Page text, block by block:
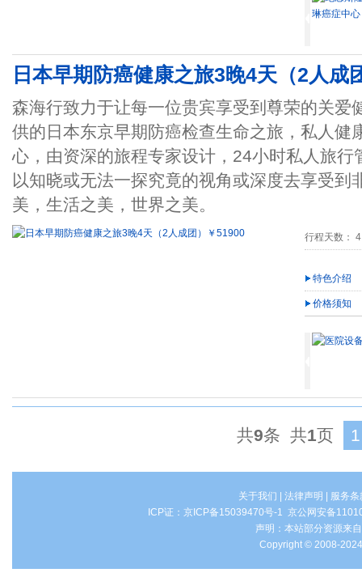
日本早期防癌健康之旅3晚4天（2人成
森海行致力于让每一位贵宾享受到尊荣的关爱
供的日本东京早期防癌检查生命之旅，私人健
心，由资深的旅程专家设计，24小时私人旅
以知晓或无法一探究竟的视角或深度去享受到
美，生活之美，世界之美。
行程天数：
特色介绍
价格须知
共9条 共1页 1
关于我们 法律声明
服务条
ICP证： 京ICP备15039470号-1 京公网安备
声明：本站部分资源来
Copyright © 2008-